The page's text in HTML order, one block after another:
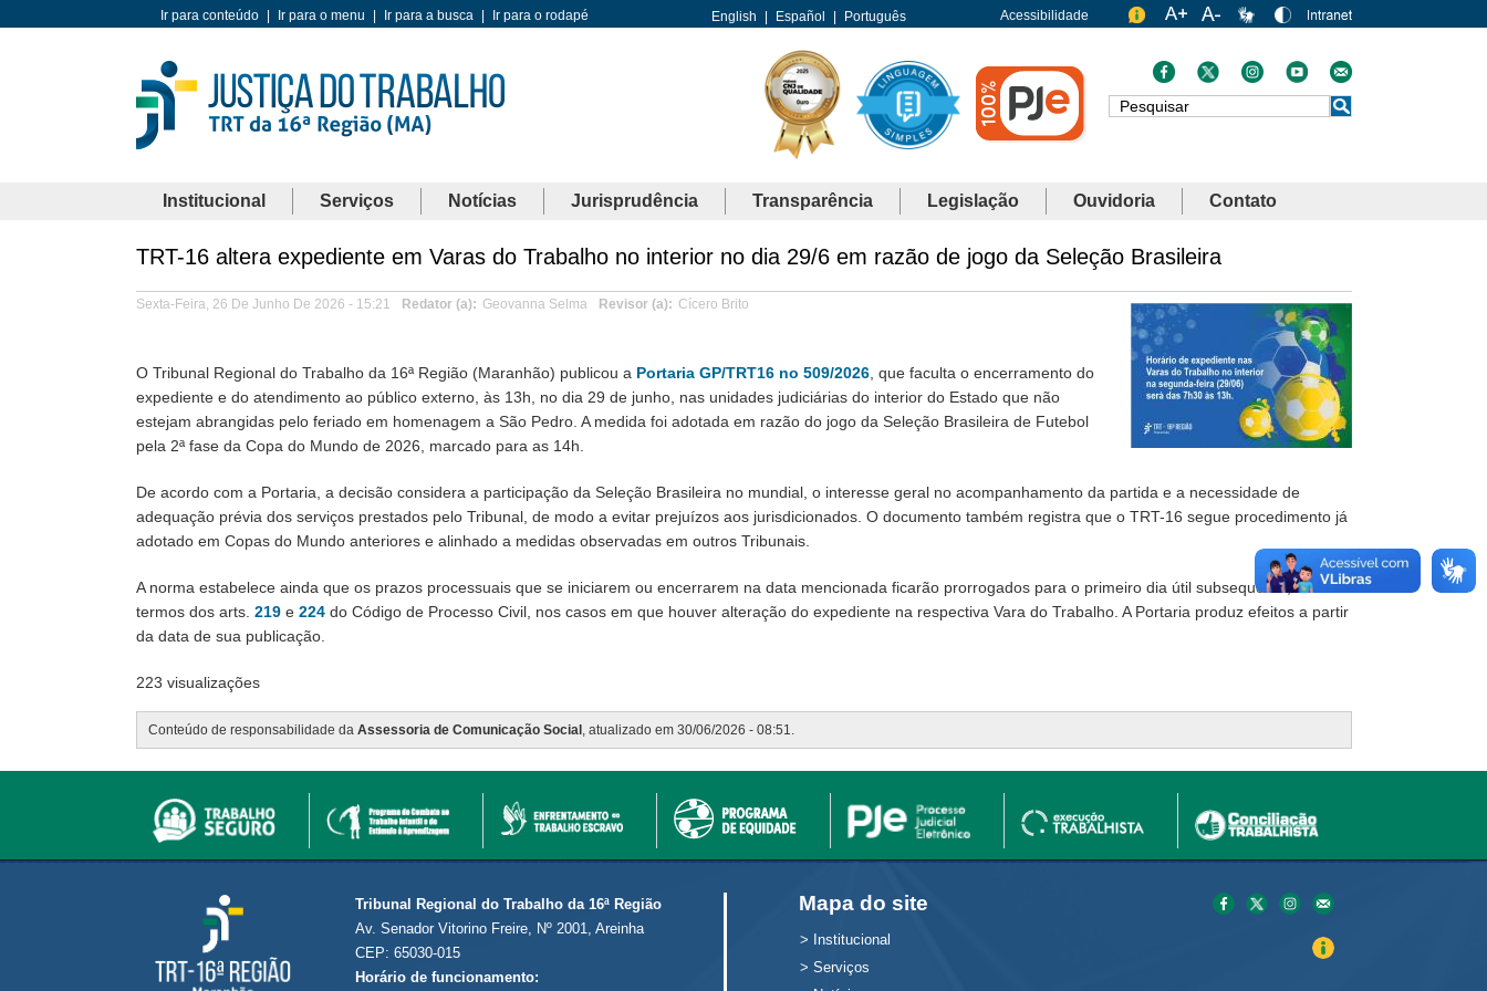
Ir para conteúdo Ir para o menu Ir para a busca Ir para o rodapé English Español Português Acessibilidade
Busca
Institucional Serviços Notícias Jurisprudência Transparência Legislação Ouvidoria Contato
TRT-16 altera expediente em Varas do Trabalho no interior no dia 29/6 em razão de jogo da Seleção Brasileira
Sexta-Feira, 26 De Junho De 2026 - 15:21 Redator (a) Geovanna Selma Revisor (a) Cícero Brito
O Tribunal Regional do Trabalho da 16ª Região (Maranhão) publicou a Portaria GP/TRT16 no 509/2026, que faculta o encerramento do
expediente e do atendimento ao público externo, às 13h, no dia 29 de junho, nas unidades judiciárias do interior do Estado que não
estejam abrangidas pelo feriado em homenagem a São Pedro. A medida foi adotada em razão do jogo da Seleção Brasileira de Futebol
pela 2ª fase da Copa do Mundo de 2026, marcado para as 14h.
De acordo com a Portaria, a decisão considera a participação da Seleção Brasileira no mundial, o interesse geral no acompanhamento da partida e a necessidade de
adequação prévia dos serviços prestados pelo Tribunal, de modo a evitar prejuízos aos jurisdicionados. O documento também registra que o TRT-16 segue procedimento já
adotado em Copas do Mundo anteriores e alinhado a medidas observadas em outros Tribunais.
A norma estabelece ainda que os prazos processuais que se iniciarem ou encerrarem na data mencionada ficarão prorrogados para o primeiro dia útil subsequente, nos
termos dos arts. 219e 224do Código de Processo Civil, nos casos em que houver alteração do expediente na respectiva Vara do Trabalho. A Portaria produz efeitos a partir
da data de sua publicação.
223 visualizações
Conteúdo de responsabilidade da Assessoria de Comunicação Social , atualizado em 30/06/2026 - 08:51.
Tribunal Regional do Trabalho da 16ª Região
Av. Senador Vitorino Freire, Nº 2001, Areinha
CEP: 65030-015
Horário de funcionamento:
Mapa do site
> Institucional
> Serviços